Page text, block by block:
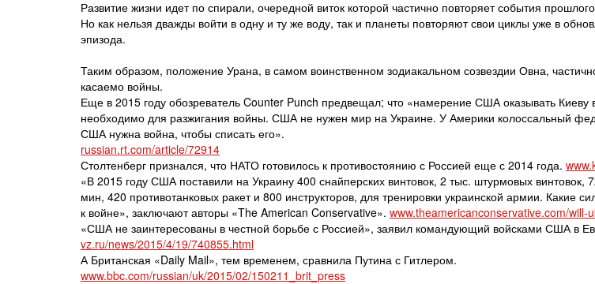
Развитие жизни идет по спирали, очередной виток которой частично повторяет события
Но как нельзя дважды войти в одну и ту же воду, так и планеты повторяют свои циклы уже в
эпизода.
Таким образом, положение Урана, в самом воинственном зодиакальном созвездии Овна,
касаемо войны.
Еще в 2015 году обозреватель Counter Punch предвещал; что «намерение США оказывать
необходимо для разжигания войны. США не нужен мир на Украине. У Америки колоссальный
США нужна война, чтобы списать его».
russian.rt.com/article/72914
Столтенберг признался, что НАТО готовилось к противостоянию с Россией еще с 2014 года.
«В 2015 году США поставили на Украину 400 снайперских винтовок, 2 тыс. штурмовых винтовок,
мин, 420 противотанковых ракет и 800 инструкторов, для тренировки украинской армии. Какие
к войне», заключают авторы «The American Conservative». www.theamericanconservative.com/
«США не заинтересованы в честной борьбе с Россией», заявил командующий войсками США в
vz.ru/news/2015/4/19/740855.html
А Британская «Daily Mail», тем временем, сравнила Путина с Гитлером.
www.bbc.com/russian/uk/2015/02/150211_brit_press